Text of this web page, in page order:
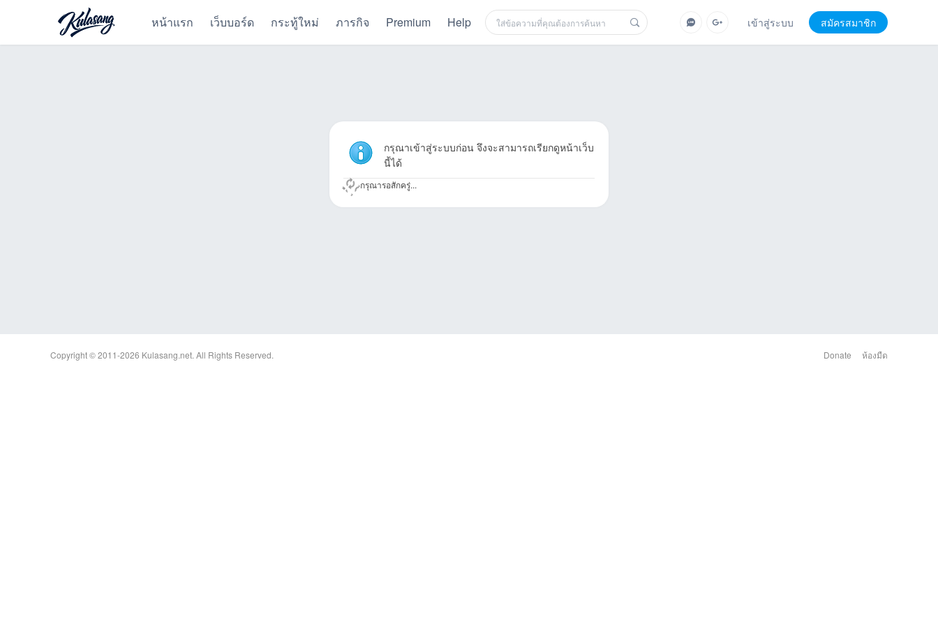
หน้าแรก เว็บบอร์ด กระทู้ใหม่ ภารกิจ Premium Help เข้าสู่ระบบ สมัครสมาชิก
กรุณาเข้าสู่ระบบก่อน จึงจะสามารถเรียกดูหน้าเว็บ
นี้ได้
กรุณารอสักครู่...
Copyright © 2011-2026 Kulasang.net. All Rights Reserved. Donate ห้องมืด